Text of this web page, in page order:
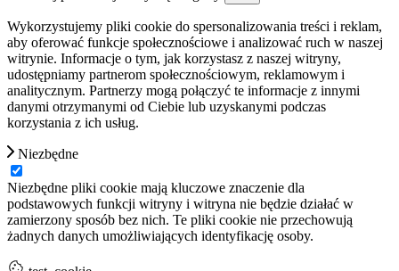
Wykorzystujemy pliki cookie do spersonalizowania treści i reklam,
aby oferować funkcje społecznościowe i analizować ruch w naszej
witrynie. Informacje o tym, jak korzystasz z naszej witryny,
udostępniamy partnerom społecznościowym, reklamowym i
analitycznym. Partnerzy mogą połączyć te informacje z innymi
danymi otrzymanymi od Ciebie lub uzyskanymi podczas
korzystania z ich usług.
Niezbędne
Niezbędne pliki cookie mają kluczowe znaczenie dla
podstawowych funkcji witryny i witryna nie będzie działać w
zamierzony sposób bez nich. Te pliki cookie nie przechowują
żadnych danych umożliwiających identyfikację osoby.